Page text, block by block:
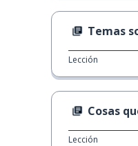
Temas
Lección
Cosas
Lección